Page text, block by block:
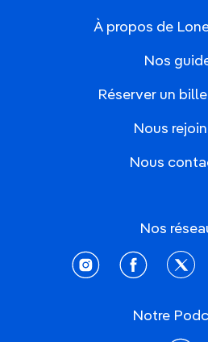
À propos de
Nos
Réserver un
Nous
Nous
Nos
instagramfacebooktwitter
Notre